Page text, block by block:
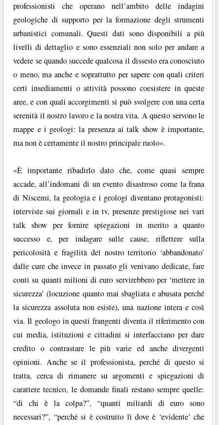
professionisti che operano nell’ambito delle indagini
geologiche di supporto per la formazione degli strumenti
urbanistici comunali. Questi dati sono disponibili a più
livelli di dettaglio e sono essenziali non solo per andare a
vedere se quando succede qualcosa il dissesto era conosciuto
o meno, ma anche e soprattutto per sapere con quali criteri
certi insediamenti o attività possono coesistere in queste
aree, e con quali accorgimenti si può svolgere con una certa
serenità il nostro lavoro e la nostra vita. A questo servono le
mappe e i geologi: la presenza ai talk show è importante,
ma non è certamente il nostro principale ruolo».
«È importante ribadirlo dato che, come quasi sempre
accade, all’indomani di un evento disastroso come la frana
di Niscemi, la geologia e i geologi diventano protagonisti:
interviste sui giornali e in tv, presenze prestigiose nei vari
talk show per fornire spiegazioni in merito a quanto
successo e, per indagare sulle cause, riflettere sulla
pericolosità e fragilità del nostro territorio ‘abbandonato’
dalle cure che invece in passato gli venivano dedicate, fare
conti su quanti milioni di euro servirebbero per ‘mettere in
sicurezza’ (locuzione quanto mai sbagliata e abusata perché
la sicurezza assoluta non esiste), una nazione intera e così
via. Il geologo in questi frangenti diventa il riferimento con
cui media, istituzioni e cittadini si interfacciano per dare
credito o contrastare le più varie ed anche divergenti
opinioni. Anche se il professionista, perché di questo si
tratta, cerca di rimanere su argomenti e spiegazioni di
carattere tecnico, le domande finali restano sempre quelle:
“di chi è la colpa?”, “quanti miliardi di euro sono
necessari?”, “perché si è costruito lì dove è ‘evidente’ che